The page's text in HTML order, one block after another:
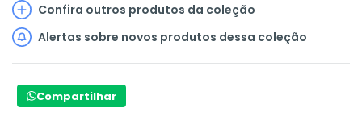
Confira outros produtos da coleção
Alertas sobre novos produtos dessa coleção
Compartilhar